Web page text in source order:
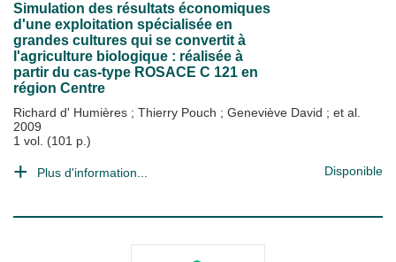
Simulation des résultats économiques
d'une exploitation spécialisée en
grandes cultures qui se convertit à
l'agriculture biologique : réalisée à
partir du cas-type ROSACE C 121 en
région Centre
Richard d' Humières ; Thierry Pouch ; Geneviève David ; et al.
2009
1 vol. (101 p.)
Plus d'information... Disponible